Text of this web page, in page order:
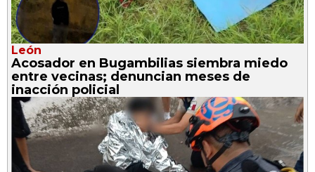
León
Acosador en Bugambilias siembra miedo
entre vecinas; denuncian meses de
inacción policial